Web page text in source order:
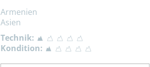
Armenien
Asien
Technik:
Kondition: